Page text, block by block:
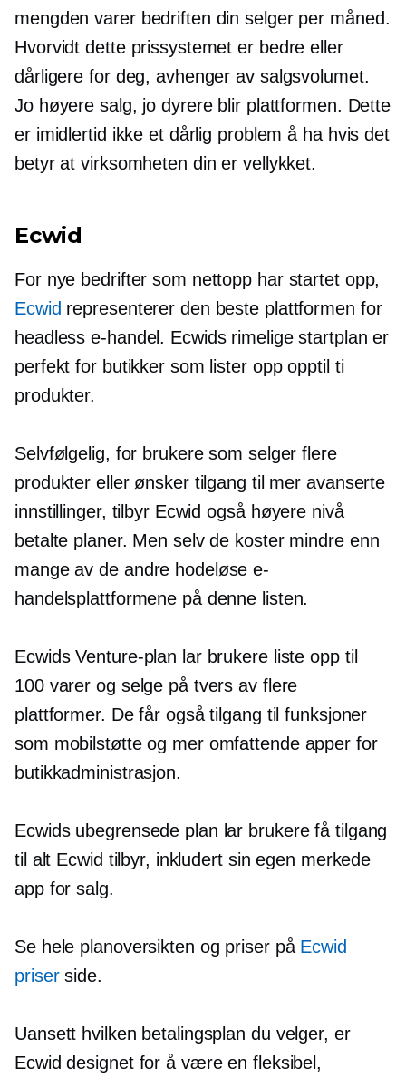
mengden varer bedriften din selger per måned.
Hvorvidt dette prissystemet er bedre eller
dårligere for deg, avhenger av salgsvolumet.
Jo høyere salg, jo dyrere blir plattformen. Dette
er imidlertid ikke et dårlig problem å ha hvis det
betyr at virksomheten din er vellykket.
Ecwid
For nye bedrifter som nettopp har startet opp,
Ecwid representerer den beste plattformen for
headless e-handel. Ecwids rimelige startplan er
perfekt for butikker som lister opp opptil ti
produkter.
Selvfølgelig, for brukere som selger flere
produkter eller ønsker tilgang til mer avanserte
innstillinger, tilbyr Ecwid også høyere nivå
betalte planer. Men selv de koster mindre enn
mange av de andre hodeløse e-
handelsplattformene på denne listen.
Ecwids Venture-plan lar brukere liste opp til
100 varer og selge på tvers av flere
plattformer. De får også tilgang til funksjoner
som mobilstøtte og mer omfattende apper for
butikkadministrasjon.
Ecwids ubegrensede plan lar brukere få tilgang
til alt Ecwid tilbyr, inkludert sin egen merkede
app for salg.
Se hele planoversikten og priser på Ecwid
priserside.
Uansett hvilken betalingsplan du velger, er
Ecwid designet for å være en fleksibel,